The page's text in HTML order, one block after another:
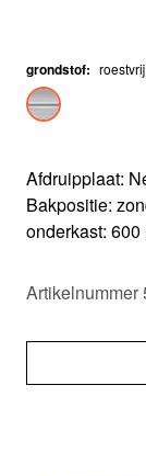
grondstof:
Afdruipplaat:
Bakpositie:
onderkast: 600
Artikelnummer